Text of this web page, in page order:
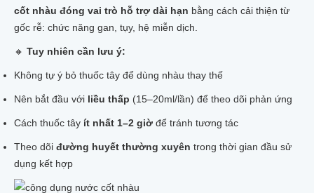
cốt nhàu đóng vai trò hỗ trợ dài hạn bằng cách cải thiện từ
gốc rễ: chức năng gan, tụy, hệ miễn dịch.
🔸 Tuy nhiên cần lưu ý:
Không tự ý bỏ thuốc tây để dùng nhàu thay thế
Nên bắt đầu với liều thấp (15–20ml/lần) để theo dõi phản ứng
Cách thuốc tây ít nhất 1–2 giờ để tránh tương tác
Theo dõi đường huyết thường xuyên trong thời gian đầu sử
dụng kết hợp